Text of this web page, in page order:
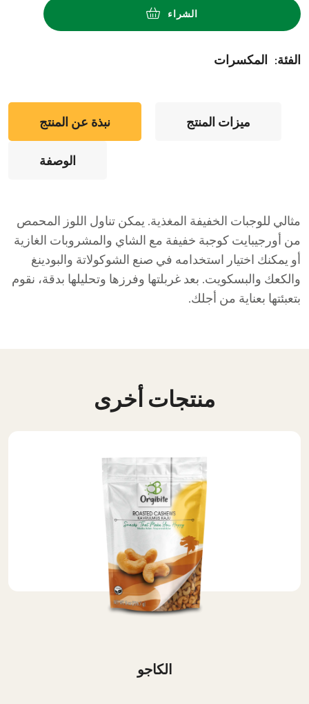
الشراء
المكسرات :الفئة
نبذة عن المنتج ميزات المنتج
الوصفة
مثالي للوجبات الخفيفة المغذية. يمكن تناول اللوز المحمص
من أورجيبايت كوجبة خفيفة مع الشاي والمشروبات الغازية
أو يمكنك اختيار استخدامه في صنع الشوكولاتة والبودينغ
والكعك والبسكويت. بعد غربلتها وفرزها وتحليلها بدقة، نقوم
بتعبئتها بعناية من أجلك.
منتجات أخرى
الكاجو